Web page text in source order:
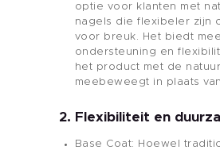
optie voor klanten met
nagels die flexibeler zijn
voor breuk. Het biedt
ondersteuning en
het product met de
meebeweegt in plaats
2. Flexibiliteit en
Base Coat: Hoewel